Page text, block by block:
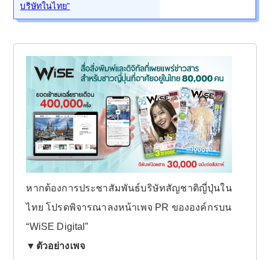
บริษัทในไทย”
หากต้องการประชาสัมพันธ์บริษัทสัญชาติญี่ปุ่นใน
ไทย โปรดพิจารณาลงหน้าเพจ PR ขององค์กรบน
“WiSE Digital”
▼ตัวอย่างเพจ